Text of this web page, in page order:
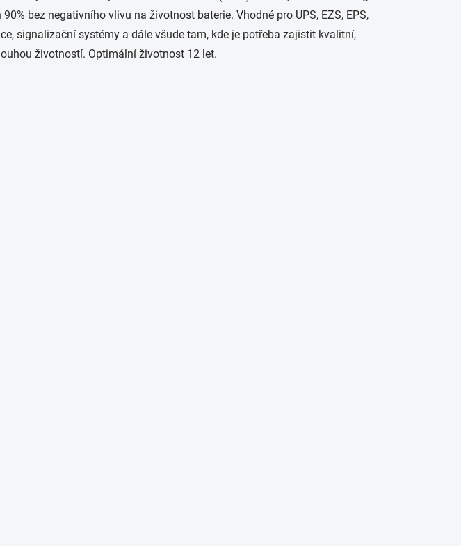
a
c
í
p
bez negativního vlivu na životnost baterie. Vhodné pro UPS, EZS, EPS,
signalizační systémy a dále všude tam, kde je potřeba zajistit kvalitní,
životností. Optimální životnost 12 let.